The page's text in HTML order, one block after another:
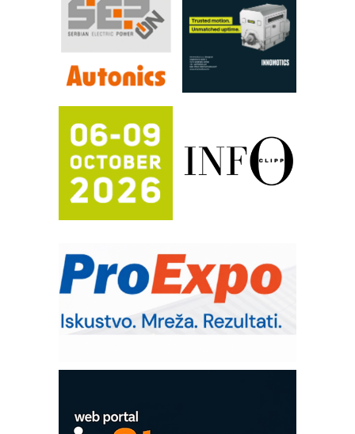
YAMADA pumpe – japanska
pouzdanost u transferu fluida
Filtration Group Industrial – Napredna
rešenja za filtraciju u hidrauličkim i
procesnim sistemima
FANUC: Najbolje za vašu pametnu
automatizaciju
Efikasno upravljanje energijom
Automatizacija pakovanja · Display
(Shelf-Ready) omotnice
Potpuna efikasnost bez složenih
Trajna oznaka kao dugoročna korist
Bezbednost na prvom mestu!
IB BLUMENAUER - više od 40 godina
poverenja u industriji
OBO sistemi mrežastih nosača kablova